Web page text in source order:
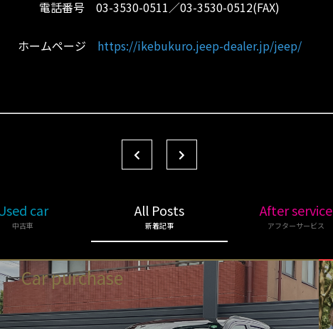
電話番号 03-3530-0511／03-3530-0512(FAX)
ホームページ https://ikebukuro.jeep-dealer.jp/jeep/
car
中古車
All Posts
新着記事
After service
アフターサービス
Car purchase